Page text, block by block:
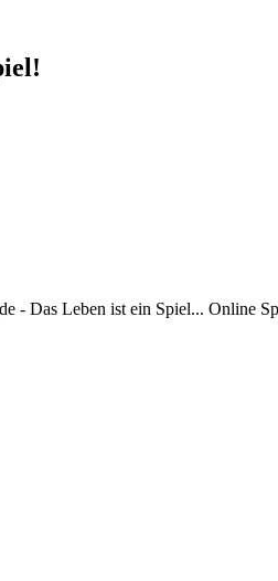
- Das Leben ist ein Spiel... Online